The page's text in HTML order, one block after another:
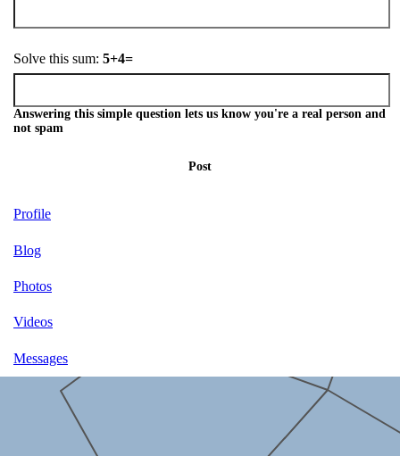
Solve this sum: 5+4=
Answering this simple question lets us know you're a real person and
not spam
Post
Profile
Blog
Photos
Videos
Messages